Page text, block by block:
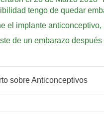
tengo de quedar
el implante
de un embarazo
sobre Anticonceptivos